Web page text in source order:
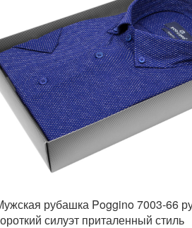
рубашка Poggino 7003-66
силуэт приталенный стиль